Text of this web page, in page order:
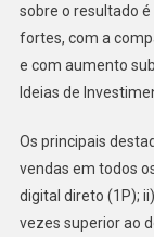
sobre o resultado
fortes, com a
e com aumento
Ideias de
Os principais
vendas em todos
digital direto (1P);
vezes superior ao